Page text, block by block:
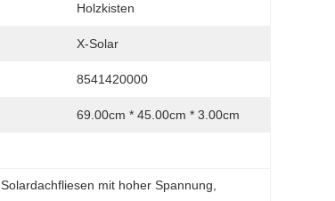
Holzkisten
X-Solar
8541420000
69.00cm * 45.00cm * 3.00cm
, Solardachfliesen mit hoher Spannung